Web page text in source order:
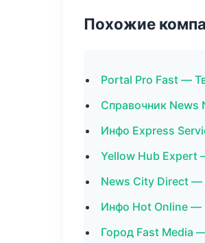
Похожие
Portal Pro Fast —
Справочник News
Инфо Express
Yellow Hub Expert
News City Direct —
Инфо Hot Online —
Город Fast Media